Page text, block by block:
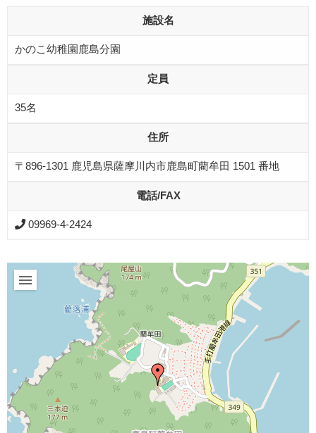
施設名
かのこ幼稚園鹿島分園
定員
35名
住所
〒896-1301 鹿児島県薩摩川内市鹿島町藺牟田 1501 番地
電話/FAX
09969-4-2424